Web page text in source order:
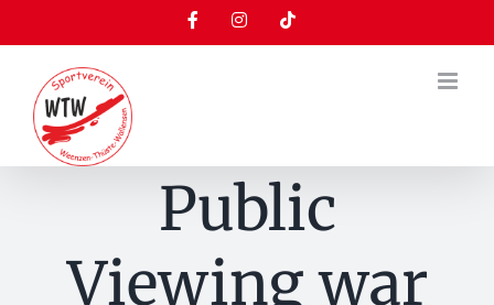
Inhalt
springen
FacebookInstagramTiktok
Public
Viewing war